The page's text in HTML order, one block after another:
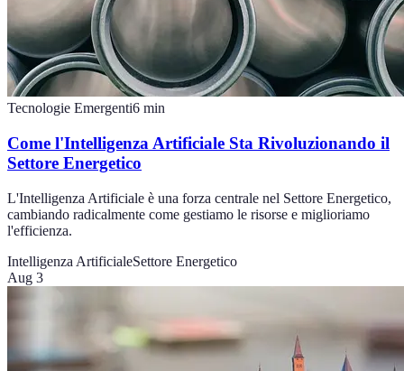
Tecnologie Emergenti6 min
Come l'Intelligenza Artificiale Sta Rivoluzionando il
Settore Energetico
L'Intelligenza Artificiale è una forza centrale nel Settore Energetico,
cambiando radicalmente come gestiamo le risorse e miglioriamo
l'efficienza.
Intelligenza ArtificialeSettore Energetico
Aug 3